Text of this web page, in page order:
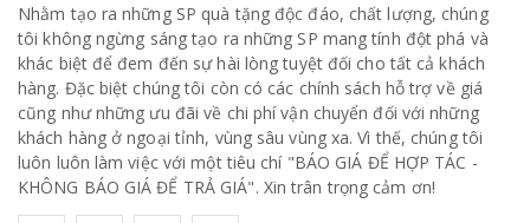
Nhằm tạo ra những SP quà tặng độc đáo, chất lượng, chúng
tôi không ngừng sáng tạo ra những SP mang tính đột phá và
khác biệt để đem đến sự hài lòng tuyệt đối cho tất cả khách
hàng. Đặc biệt chúng tôi còn có các chính sách hỗ trợ về giá
cũng như những ưu đãi về chi phí vận chuyển đối với những
khách hàng ở ngoại tỉnh, vùng sâu vùng xa. Vì thế, chúng tôi
luôn luôn làm việc với một tiêu chí "BÁO GIÁ ĐỂ HỢP TÁC -
KHÔNG BÁO GIÁ ĐỂ TRẢ GIÁ". Xin trân trọng cảm ơn!